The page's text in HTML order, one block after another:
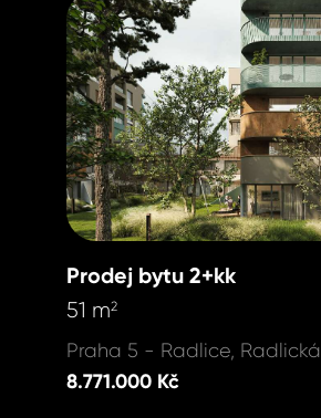
Prodej bytu 2+kk
51 m2
Praha 5 - Radlice, Radlická
8.771.000 Kč